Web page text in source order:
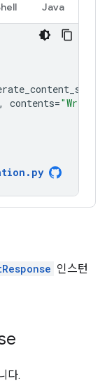
Java
, contents="Write
. py
인스턴
다.